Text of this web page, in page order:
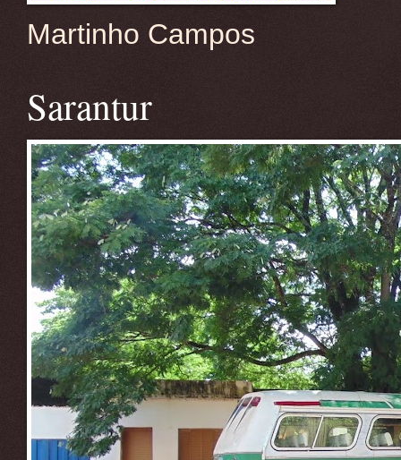
Martinho Campos
Sarantur